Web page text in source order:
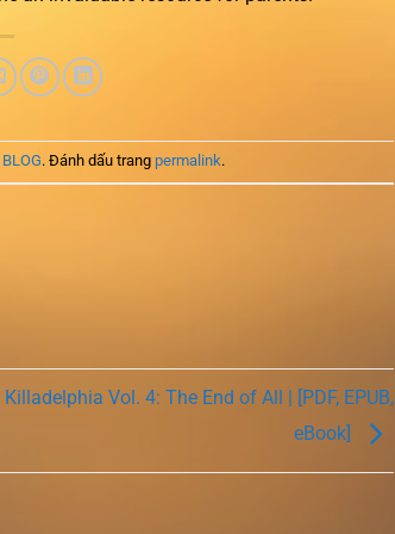
BLOG. Đánh dấu trang permalink.
Killadelphia Vol. 4: The End of All | [PDF, EPUB,
eBook]